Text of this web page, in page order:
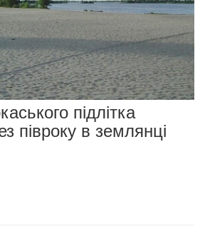
підлітка
півроку в землянці